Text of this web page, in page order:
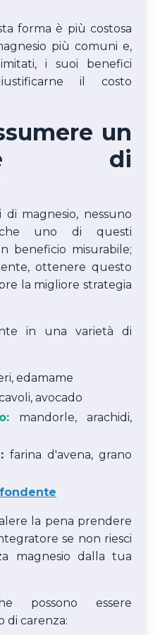
forma è più costosa
più comuni e,
i suoi benefici
il costo
un
di
magnesio, nessuno
che uno di questi
beneficio misurabile;
ottenere questo
la migliore strategia
in una varietà di
edamame
avocado
mandorle, arachidi,
: farina d'avena, grano
la pena prendere
se non riesci
magnesio dalla tua
possono essere
di carenza: